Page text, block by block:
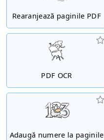
Rearanjează paginile PDF
PDF OCR
Adaugă numere la paginile